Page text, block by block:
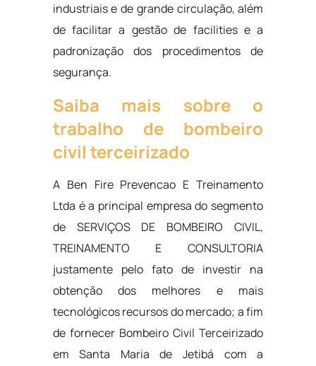
industriais e de grande circulação, além
de facilitar a gestão de facilities e a
padronização dos procedimentos de
segurança.
Saiba mais sobre o
trabalho de bombeiro
civil terceirizado
A Ben Fire Prevencao E Treinamento
Ltda é a principal empresa do segmento
de SERVIÇOS DE BOMBEIRO CIVIL,
TREINAMENTO E CONSULTORIA
justamente pelo fato de investir na
obtenção dos melhores e mais
tecnológicos recursos do mercado; a fim
de fornecer Bombeiro Civil Terceirizado
em Santa Maria de Jetibá com a